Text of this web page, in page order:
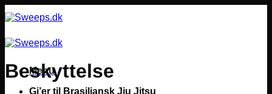
til
Menu
Gi’er til Brasiliansk Jiu Jitsu
Beskyttelse